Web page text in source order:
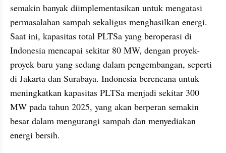
semakin banyak diimplementasikan untuk mengatasi
permasalahan sampah sekaligus menghasilkan energi.
Saat ini, kapasitas total PLTSa yang beroperasi di
Indonesia mencapai sekitar 80 MW, dengan proyek-
proyek baru yang sedang dalam pengembangan, seperti
di Jakarta dan Surabaya. Indonesia berencana untuk
meningkatkan kapasitas PLTSa menjadi sekitar 300
MW pada tahun 2025, yang akan berperan semakin
besar dalam mengurangi sampah dan menyediakan
energi bersih.